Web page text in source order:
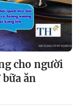
cho người
ăn